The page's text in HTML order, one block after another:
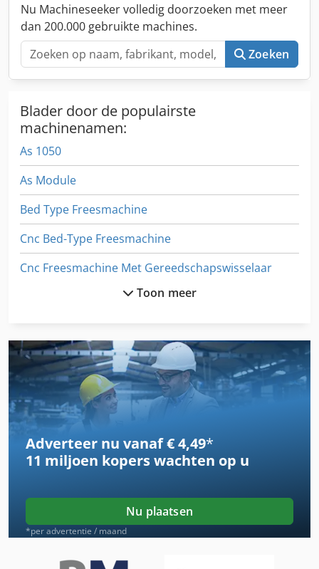
pallet te trekken. Het apparaat versnelt en verbetert de
kwaliteit van het verpakken van brandhout. Csdpfx Anevf
Iuuokjha
Nu Machineseeker volledig doorzoeken met meer
dan 200.000 gebruikte machines.
Zoeken
Blader door de populairste
machinenamen:
As 1050
As Module
Bed Type Freesmachine
Cnc Bed-Type Freesmachine
Cnc Freesmachine Met Gereedschapswisselaar
Cnc Frezen Machine En Machinale Bewerking Center
Fngj 20
Frezen Center
Frezen Van Motor
Frezen Van Opnamen
Frezen Van Spindel
Fus 200
Ga 11 Ff
German
Toon meer
Adverteer nu vanaf € 4,49*
11 miljoen koperswachten op u
Nu plaatsen
*per advertentie / maand